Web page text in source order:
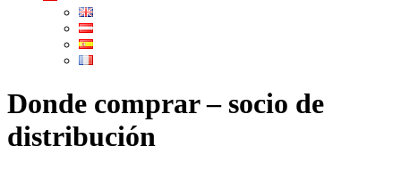
Donde comprar – socio de
distribución